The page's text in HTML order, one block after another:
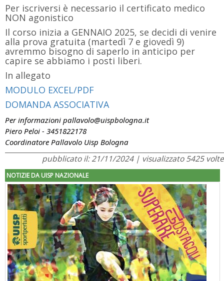
Per iscriversi è necessario il certificato medico
NON agonistico
Il corso inizia a GENNAIO 2025, se decidi di venire
alla prova gratuita (martedì 7 e giovedì 9)
avremmo bisogno di saperlo in anticipo per
capire se abbiamo i posti liberi.
In allegato
MODULO EXCEL/PDF
DOMANDA ASSOCIATIVA
Per informazioni pallavolo@uispbologna.it
Piero Peloi - 3451822178
Coordinatore Pallavolo Uisp Bologna
pubblicato il: 21/11/2024 | visualizzato 5425 volte
NOTIZIE DA UISP NAZIONALE